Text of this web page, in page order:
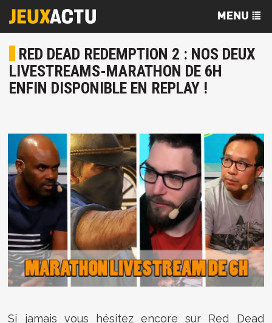
RED DEAD REDEMPTION 2 : NOS DEUX
LIVESTREAMS-MARATHON DE 6H
ENFIN DISPONIBLE EN REPLAY !
Si jamais vous hésitez encore sur Red Dead